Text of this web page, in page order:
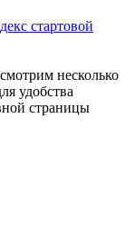
стартовой
несколько
удобства
страницы